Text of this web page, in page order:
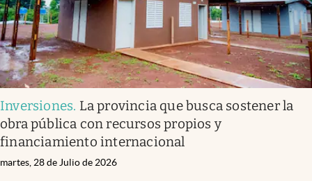
Inversiones. La provincia que busca sostener la
obra pública con recursos propios y
financiamiento internacional
martes, 28 de Julio de 2026